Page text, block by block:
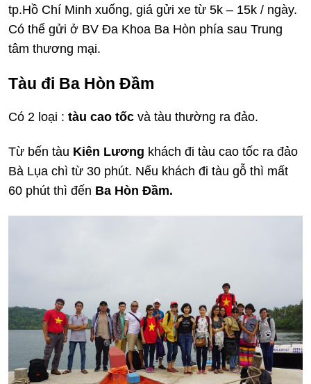
tp.Hồ Chí Minh xuống, giá gửi xe từ 5k – 15k / ngày.
Có thể gửi ở BV Đa Khoa Ba Hòn phía sau Trung
tâm thương mại.
Tàu đi Ba Hòn Đầm
Có 2 loại : tàu cao tốc và tàu thường ra đảo.
Từ bến tàu Kiên Lương khách đi tàu cao tốc ra đảo
Bà Lụa chì từ 30 phút. Nếu khách đi tàu gỗ thì mất
60 phút thì đến Ba Hòn Đầm.